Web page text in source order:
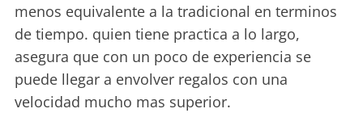
menos equivalente a la tradicional en terminos
de tiempo. quien tiene practica a lo largo,
asegura que con un poco de experiencia se
puede llegar a envolver regalos con una
velocidad mucho mas superior.